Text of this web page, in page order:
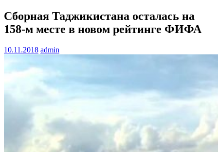
Сборная Таджикистана осталась на
158-м месте в новом рейтинге ФИФА
10.11.2018 admin